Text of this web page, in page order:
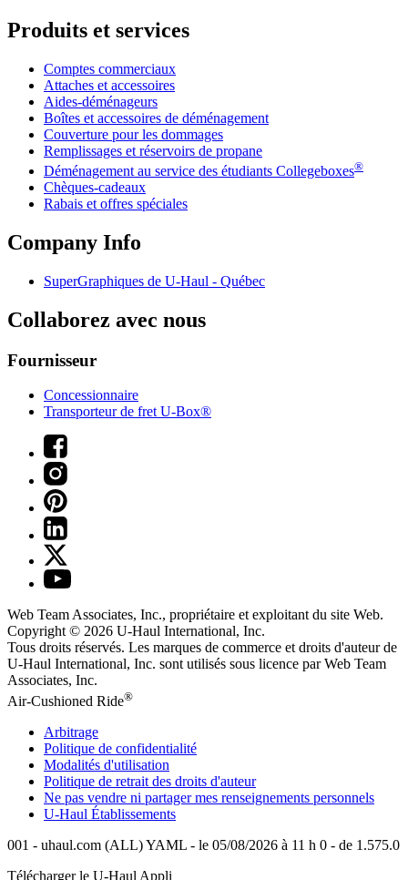
Produits et services
Comptes commerciaux
Attaches et accessoires
Aides-déménageurs
Boîtes et accessoires de déménagement
Couverture pour les dommages
Remplissages et réservoirs de propane
Déménagement au service des étudiants Collegeboxes®
Chèques-cadeaux
Rabais et offres spéciales
Company Info
SuperGraphiques de U-Haul - Québec
Collaborez avec nous
Fournisseur
Concessionnaire
Transporteur de fret U-Box®
Web Team Associates, Inc., propriétaire et exploitant du site Web.
Copyright © 2026 U-Haul International, Inc.
Tous droits réservés. Les marques de commerce et droits d'auteur de
U-Haul International, Inc. sont utilisés sous licence par Web Team
Associates, Inc.
Air-Cushioned Ride®
Arbitrage
Politique de confidentialité
Modalités d'utilisation
Politique de retrait des droits d'auteur
Ne pas vendre ni partager mes renseignements personnels
U-Haul Établissements
001 - uhaul.com (ALL) YAML - le 05/08/2026 à 11 h 0 - de 1.575.0
Télécharger le U-Haul Appli